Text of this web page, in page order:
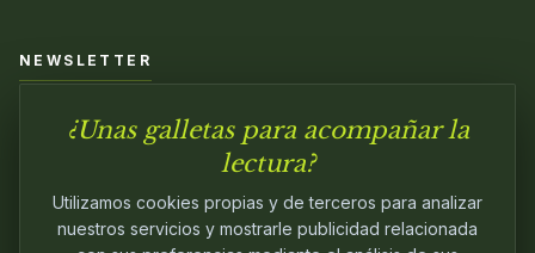
NEWSLETTER
Únete a nuestra comunidad y sé el primero en conocer las
¿Unas galletas para acompañar la
lectura?
Utilizamos cookies propias y de terceros para analizar
nuestros servicios y mostrarle publicidad relacionada